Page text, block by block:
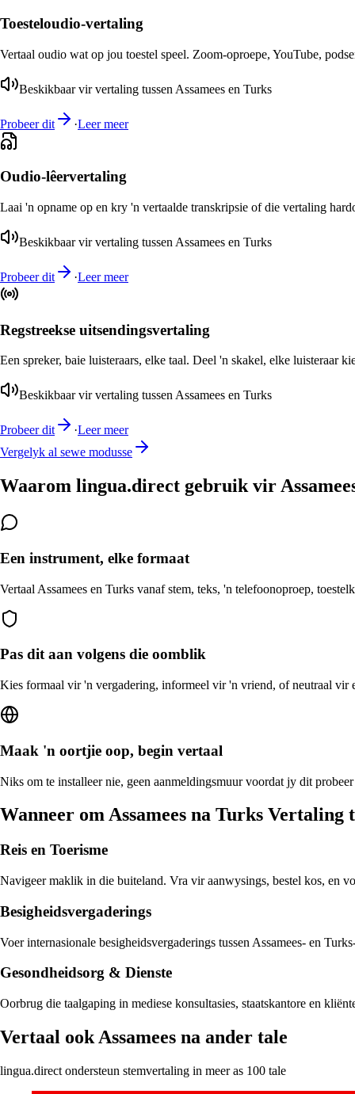
Toesteloudio-vertaling
Vertaal oudio wat op jou toestel speel. Zoom-oproepe, YouTube,
Beskikbaar vir vertaling tussen Assamees en Turks
Probeer dit ·Leer meer
Oudio-lêervertaling
Laai 'n opname op en kry 'n vertaalde transkripsie of die vertaling
Beskikbaar vir vertaling tussen Assamees en Turks
Probeer dit ·Leer meer
Regstreekse uitsendingsvertaling
Een spreker, baie luisteraars, elke taal. Deel 'n skakel, elke luisteraar
Beskikbaar vir vertaling tussen Assamees en Turks
Probeer dit ·Leer meer
Vergelyk al sewe modusse
Waarom lingua.direct gebruik vir
Een instrument, elke formaat
Vertaal Assamees en Turks vanaf stem, teks, 'n telefoonoproep,
Pas dit aan volgens die oomblik
Kies formaal vir 'n vergadering, informeel vir 'n vriend, of neutraal vir
Maak 'n oortjie oop, begin vertaal
Niks om te installeer nie, geen aanmeldingsmuur voordat jy dit
Wanneer om Assamees na Turks Vertaling
Reis en Toerisme
Navigeer maklik in die buiteland. Vra vir aanwysings, bestel kos, en
Besigheidsvergaderings
Voer internasionale besigheidsvergaderings tussen Assamees- en
Gesondheidsorg & Dienste
Oorbrug die taalgaping in mediese konsultasies, staatskantore en
Vertaal ook Assamees na ander tale
lingua.direct ondersteun stemvertaling in meer as 100 tale